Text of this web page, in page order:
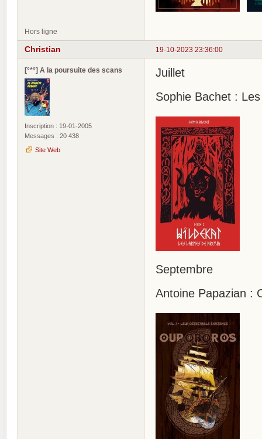
Hors ligne
19-10-2023 23:36:00
Christian
[°*°] A la poursuite des scans
Inscription : 19-01-2005
Messages : 20 438
Site Web
Juillet
Sophie Bachet :
Septembre
Antoine